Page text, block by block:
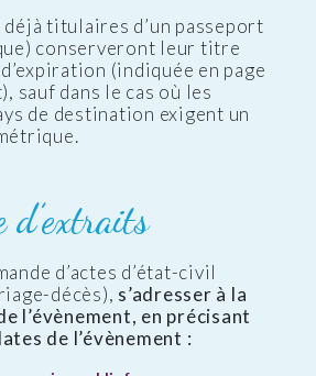
déjà titulaires d’un passeport
conserveront leur titre
(indiquée en page
sauf dans le cas où les
de destination exigent un
d’extraits
d’actes d’état-civil
décès), s’adresser à la
l’évènement, en précisant
de l’évènement :